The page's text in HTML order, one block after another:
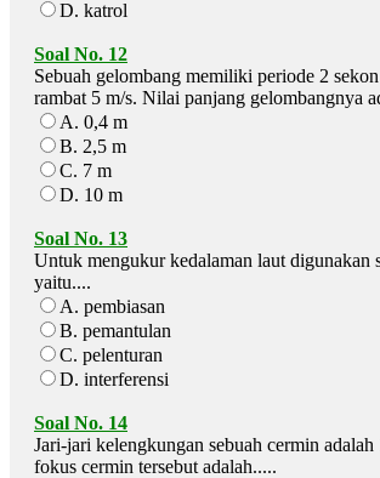
D. katrol
Soal No. 12
Sebuah gelombang memiliki periode 2
rambat 5 m/s. Nilai panjang gelombangnya
A. 0,4 m
B. 2,5 m
C. 7 m
D. 10 m
Soal No. 13
Untuk mengukur kedalaman laut digunakan
yaitu....
A. pembiasan
B. pemantulan
C. pelenturan
D. interferensi
Soal No. 14
Jari-jari kelengkungan sebuah cermin
fokus cermin tersebut adalah.....